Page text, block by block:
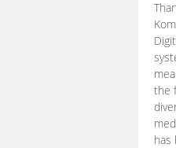
the
has